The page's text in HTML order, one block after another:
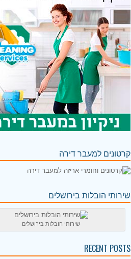
קרטונים למעבר דירה
שירותי הובלות בירושלים
שירותי הובלות בירושלים
RECENT POSTS